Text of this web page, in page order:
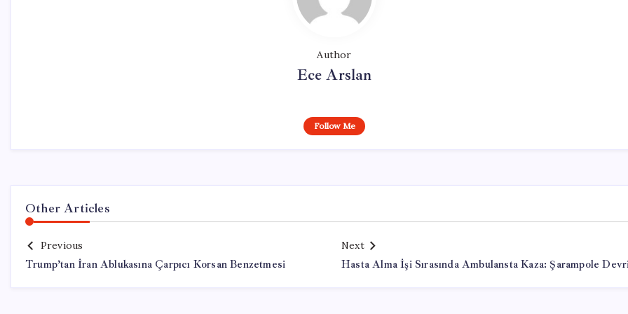
Author
Ece Arslan
Follow Me
Other Articles
Previous
Trump’tan İran Ablukasına Çarpıcı Korsan Benzetmesi
Next
Hasta Alma İşi Sırasında Ambulansta Kaza: Şarampole